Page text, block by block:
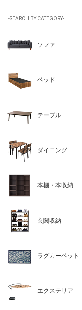
-SEARCH BY CATEGORY-
ソファ
ベッド
テーブル
ダイニング
本棚・本収納
玄関収納
ラグカーペット
エクステリア